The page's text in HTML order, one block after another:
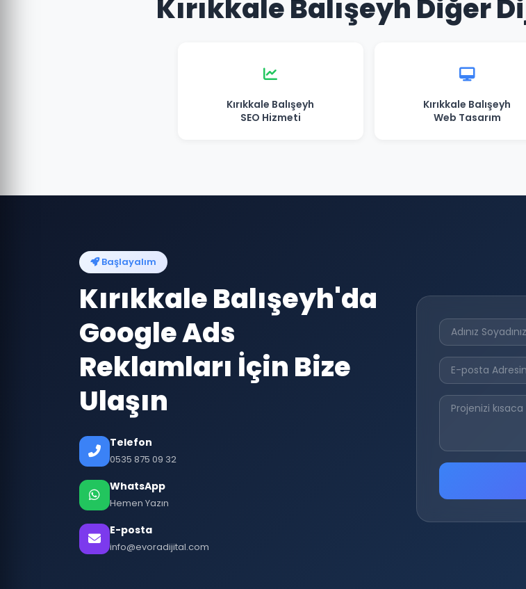
Kırıkkale Balışeyh Diğer
Kırıkkale Balışeyh
SEO Hizmeti
Kırıkkale Balışeyh
Web Tasarım
Başlayalım
Kırıkkale Balışeyh'da
Google Ads
Reklamları İçin Bize
Ulaşın
Telefon
0535 875 09 32
WhatsApp
Hemen Yazın
E-posta
info@evoradijital.com